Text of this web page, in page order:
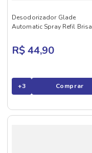
Desodorizador Glade
Automatic Spray Refil Brisa
Especial
R$ 44,90
+3 Comprar